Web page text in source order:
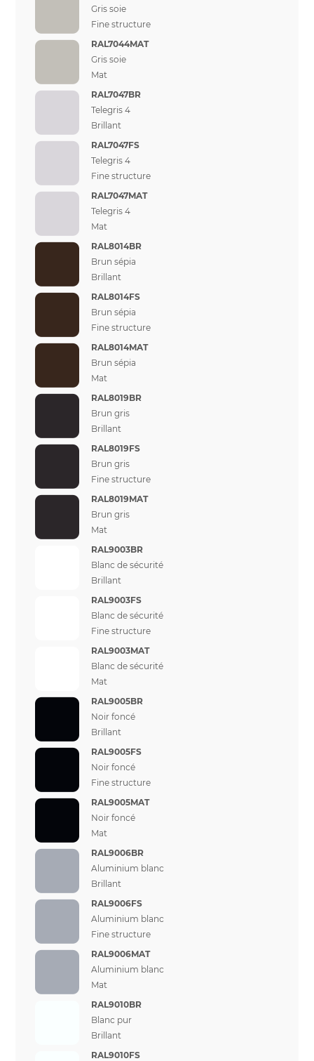
Gris soie
Fine structure
RAL7044MAT
Gris soie
Mat
RAL7047BR
Telegris 4
Brillant
RAL7047FS
Telegris 4
Fine structure
RAL7047MAT
Telegris 4
Mat
RAL8014BR
Brun sépia
Brillant
RAL8014FS
Brun sépia
Fine structure
RAL8014MAT
Brun sépia
Mat
RAL8019BR
Brun gris
Brillant
RAL8019FS
Brun gris
Fine structure
RAL8019MAT
Brun gris
Mat
RAL9003BR
Blanc de sécurité
Brillant
RAL9003FS
Blanc de sécurité
Fine structure
RAL9003MAT
Blanc de sécurité
Mat
RAL9005BR
Noir foncé
Brillant
RAL9005FS
Noir foncé
Fine structure
RAL9005MAT
Noir foncé
Mat
RAL9006BR
Aluminium blanc
Brillant
RAL9006FS
Aluminium blanc
Fine structure
RAL9006MAT
Aluminium blanc
Mat
RAL9010BR
Blanc pur
Brillant
RAL9010FS